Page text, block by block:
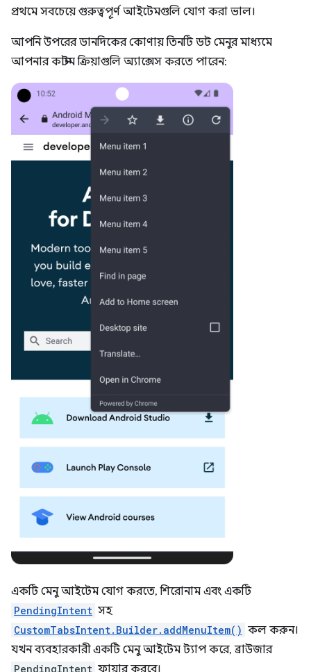
প্রথমে সবচেয়ে গুরুত্বপূর্ণ আইটেমগুলি যোগ করা ভাল।
আপনি উপরের ডানদিকের কোণায় তিনটি ডট মেনুর মাধ্যমে
আপনার কাস্টম ক্রিয়াগুলি অ্যাক্সেস করতে পারেন:
একটি মেনু আইটেম যোগ করতে, শিরোনাম এবং একটি
PendingIntent সহ
CustomTabsIntent.Builder.addMenuItem() কল করুন।
যখন ব্যবহারকারী একটি মেনু আইটেম ট্যাপ করে, ব্রাউজার
PendingIntent